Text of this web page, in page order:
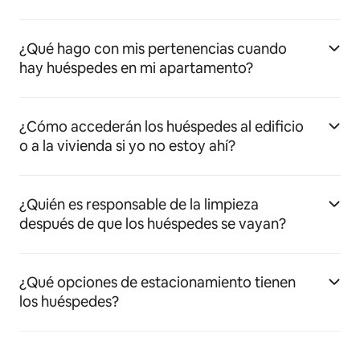
¿Qué hago con mis pertenencias cuando
hay huéspedes en mi apartamento?
¿Cómo accederán los huéspedes al edificio
o a la vivienda si yo no estoy ahí?
¿Quién es responsable de la limpieza
después de que los huéspedes se vayan?
¿Qué opciones de estacionamiento tienen
los huéspedes?